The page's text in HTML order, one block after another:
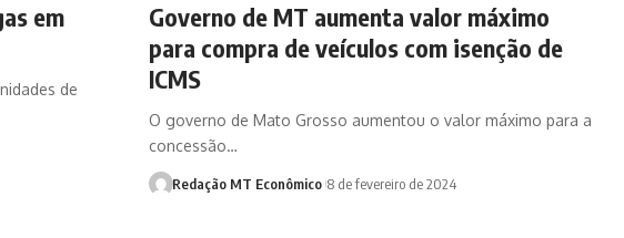
em
de
Governo de MT aumenta valor máximo
para compra de veículos com isenção de
ICMS
O governo de Mato Grosso aumentou o valor máximo para a
concessão…
Redação MT Econômico 8 de fevereiro de 2024